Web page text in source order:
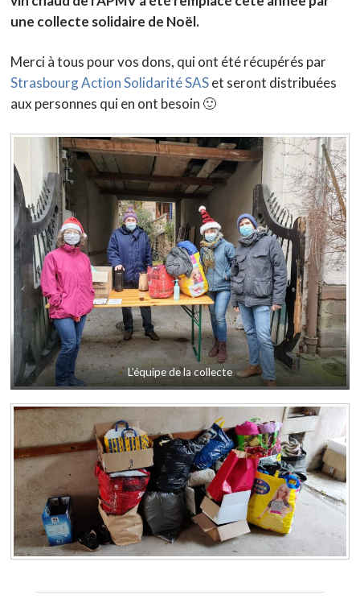
une collecte solidaire de Noël.
Merci à tous pour vos dons, qui ont été récupérés par
Strasbourg Action Solidarité SASet seront distribuées
aux personnes qui en ont besoin 🙂
L’équipe de la collecte